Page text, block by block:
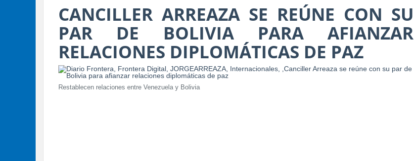
CANCILLER ARREAZA SE REÚNE CON SU
PAR DE BOLIVIA PARA AFIANZAR
RELACIONES DIPLOMÁTICAS DE PAZ
Restablecen relaciones entre Venezuela y Bolivia